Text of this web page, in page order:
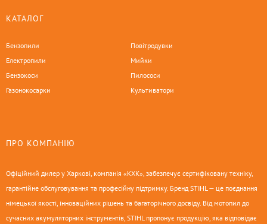
КАТАЛОГ
Бензопили
Електропили
Бензокоси
Газонокосарки
Повітродувки
Мийки
Пилососи
Культиватори
ПРО КОМПАНІЮ
Офіційний дилер у Харкові, компанія «КХК», забезпечує сертифіковану техніку,
гарантійне обслуговування та професійну підтримку. Бренд STIHL — це поєднання
німецької якості, інноваційних рішень та багаторічного досвіду. Від мотопил до
сучасних акумуляторних інструментів, STIHL пропонує продукцію, яка відповідає